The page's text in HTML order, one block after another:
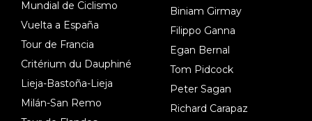
Mundial de Ciclismo
Vuelta a España
Tour de Francia
Critérium du Dauphiné
Lieja-Bastoña-Lieja
Milán-San Remo
Biniam Girmay
Filippo Ganna
Egan Bernal
Tom Pidcock
Peter Sagan
Richard Carapaz